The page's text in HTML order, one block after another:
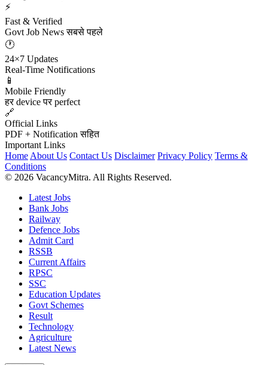
⚡
Fast & Verified
Govt Job News सबसे पहले
🕐
24×7 Updates
Real-Time Notifications
📱
Mobile Friendly
हर device पर perfect
🔗
Official Links
PDF + Notification सहित
Important Links
Home About Us Contact Us Disclaimer Privacy Policy Terms &
Conditions
© 2026 VacancyMitra. All Rights Reserved.
Latest Jobs
Bank Jobs
Railway
Defence Jobs
Admit Card
RSSB
Current Affairs
RPSC
SSC
Education Updates
Govt Schemes
Result
Technology
Agriculture
Latest News